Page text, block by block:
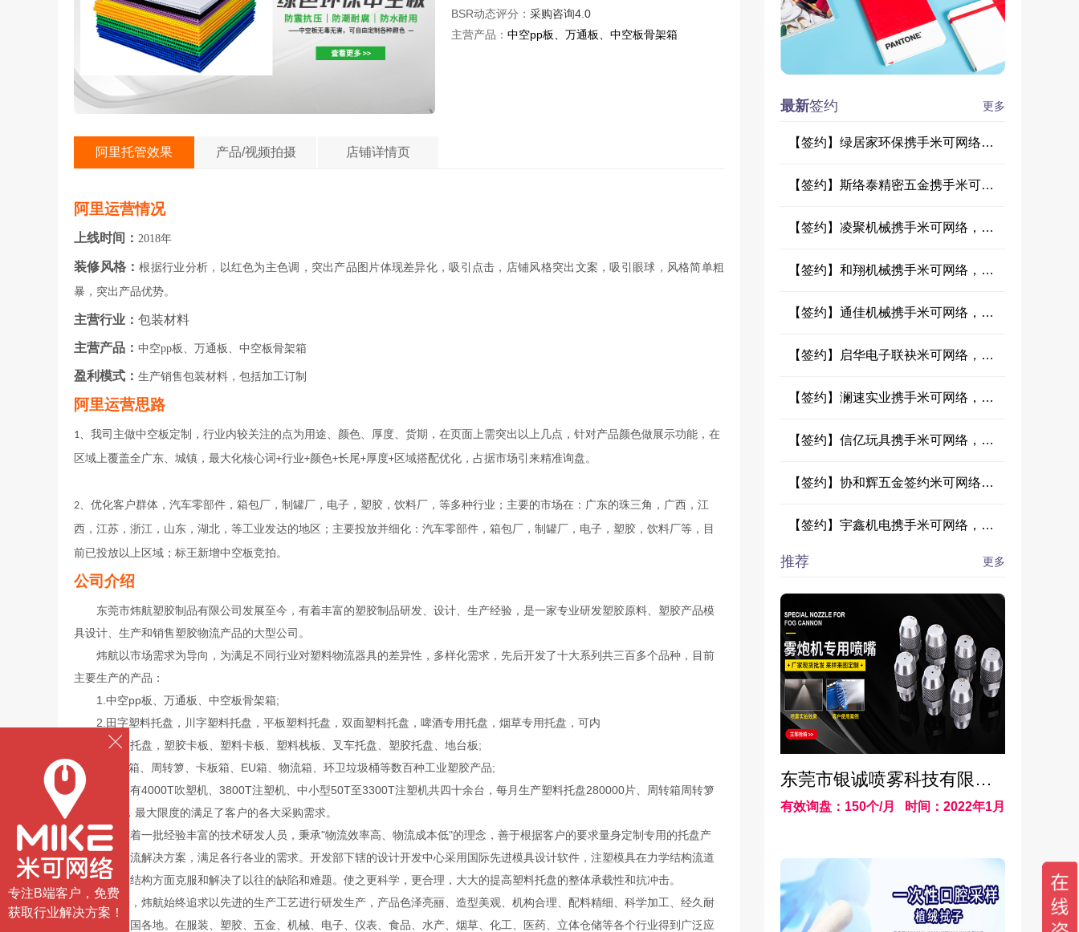
BSR动态评分： 采购咨询4.0
主营产品： 中空pp板、万通板、中空板骨架箱
阿里托管效果 产品/视频拍摄 店铺详情页
阿里运营情况
上线时间： 2018年
装修风格：根据行业分析，以红色为主色调，突出产品图片体现差异化，吸引点击，店铺风格突出文案，吸引眼球，风格简单粗
暴，突出产品优势。
主营行业： 包装材料
主营产品： 中空pp板、万通板、中空板骨架箱
盈利模式： 生产销售包装材料，包括加工订制
阿里运营思路
1、我司主做中空板定制，行业内较关注的点为用途、颜色、厚度、货期，在页面上需突出以上几点，针对产品颜色做展示功能，在
区域上覆盖全广东、城镇，最大化核心词+行业+颜色+长尾+厚度+区域搭配优化，占据市场引来精准询盘。
2、优化客户群体，汽车零部件，箱包厂，制罐厂，电子，塑胶，饮料厂，等多种行业；主要的市场在：广东的珠三角，广西，江
西，江苏，浙江，山东，湖北，等工业发达的地区；主要投放并细化：汽车零部件，箱包厂，制罐厂，电子，塑胶，饮料厂等，目
前已投放以上区域；标王新增中空板竞拍。
公司介绍
东莞市炜航塑胶制品有限公司发展至今，有着丰富的塑胶制品研发、设计、生产经验，是一家专业研发塑胶原料、塑胶产品模
具设计、生产和销售塑胶物流产品的大型公司。
炜航以市场需求为导向，为满足不同行业对塑料物流器具的差异性，多样化需求，先后开发了十大系列共三百多个品种，目前
主要生产的产品：
1.中空pp板、万通板、中空板骨架箱;
2.田字塑料托盘，川字塑料托盘，平板塑料托盘，双面塑料托盘，啤酒专用托盘，烟草专用托盘，可内
置钢管托盘，塑胶卡板、塑料卡板、塑料栈板、叉车托盘、塑胶托盘、地台板;
3.周转箱、周转箩、卡板箱、EU箱、物流箱、环卫垃圾桶等数百种工业塑胶产品;
炜航拥有4000T吹塑机、3800T注塑机、中小型50T至3300T注塑机共四十余台，每月生产塑料托盘280000片、周转箱周转箩
450000个，最大限度的满足了客户的各大采购需求。
炜航有着一批经验丰富的技术研发人员，秉承"物流效率高、物流成本低"的理念，善于根据客户的要求量身定制专用的托盘产
品，提供物流解决方案，满足各行各业的需求。开发部下辖的设计开发中心采用国际先进模具设计软件，注塑模具在力学结构流道
分布和产品结构方面克服和解决了以往的缺陷和难题。使之更科学，更合理，大大的提高塑料托盘的整体承载性和抗冲击。
多年来，炜航始终追求以先进的生产工艺进行研发生产，产品色泽亮丽、造型美观、机构合理、配料精细、科学加工、经久耐
用，畅销全国各地。在服装、塑胶、五金、机械、电子、仪表、食品、水产、烟草、化工、医药、立体仓储等各个行业得到广泛应
更多
最新签约
【签约】绿居家环保携手米可网络，以科技赋能室内净化行业阿里数字化新布局
【签约】斯络泰精密五金携手米可网络，开启弹簧领域阿里平台数字化新篇
【签约】凌聚机械携手米可网络，共筑粉体输送设备阿里数字化新通路
【签约】和翔机械携手米可网络，打造自动化输送线阿里推广新标杆
【签约】通佳机械携手米可网络，共拓塑料机械阿里店铺数字化新篇章
【签约】启华电子联袂米可网络，共启1688声光视讯配件推广新纪元
【签约】澜速实业携手米可网络，以光为笔，共绘1688店铺推广营销新蓝图
【签约】信亿玩具携手米可网络，发掘1688数字贸易新市场
【签约】协和辉五金签约米可网络，共筑阿里巴巴推广新标杆
【签约】宇鑫机电携手米可网络，共启阿里巴巴店铺运营新篇章
更多
推荐
东莞市银诚喷雾科技有限公司
有效询盘：150个/月 时间：2022年1月
专注B端客户，免费
获取行业解决方案！